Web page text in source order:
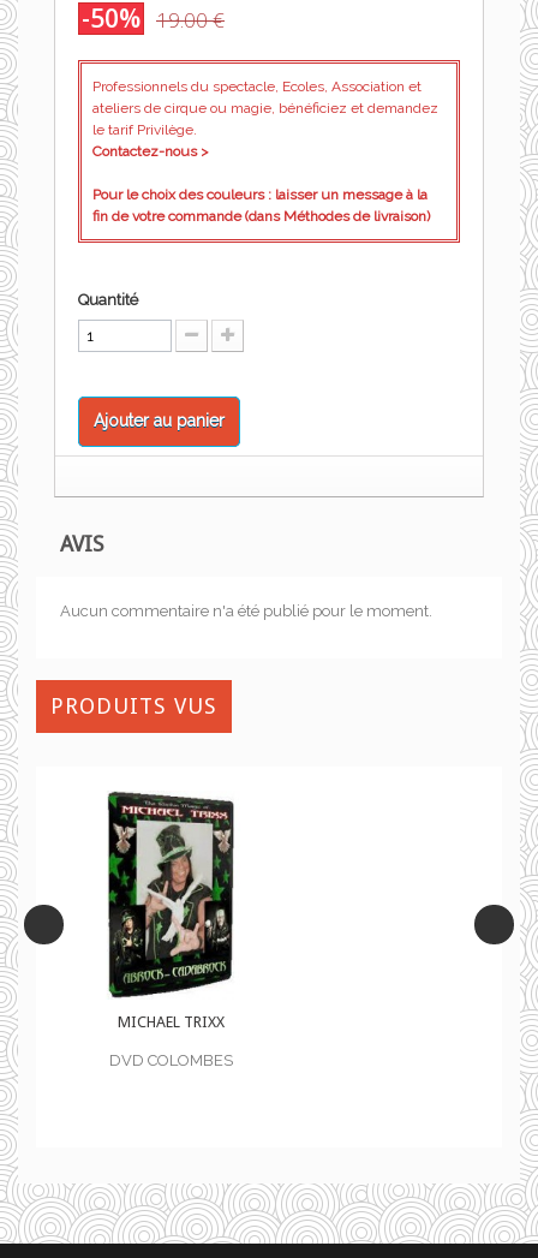
-50% 19.00 €
Professionnels du spectacle, Ecoles, Association et
ateliers de cirque ou magie, bénéficiez et demandez
le tarif Privilège.
Contactez-nous >
Pour le choix des couleurs : laisser un message à la
fin de votre commande (dans Méthodes de livraison)
Quantité
Ajouter au panier
AVIS
Aucun commentaire n'a été publié pour le moment.
PRODUITS VUS
MICHAEL TRIXX
DVD COLOMBES